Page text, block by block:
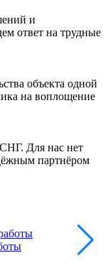
и
ответ на трудные
объекта одной
на воплощение
Для нас нет
партнёром